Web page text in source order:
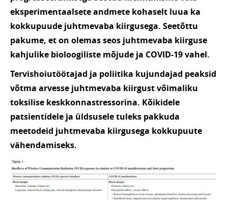
eksperimentaalsete andmete kohaselt luua ka
kokkupuude juhtmevaba kiirgusega. Seetõttu
pakume, et on olemas seos juhtmevaba kiirguse
kahjulike bioloogiliste mõjude ja COVID-19 vahel.
Tervishoiutöötajad ja poliitika kujundajad peaksid
võtma arvesse juhtmevaba kiirgust võimaliku
toksilise keskkonnastressorina. Kõikidele
patsientidele ja üldsusele tuleks pakkuda
meetodeid juhtmevaba kiirgusega kokkupuute
vähendamiseks.